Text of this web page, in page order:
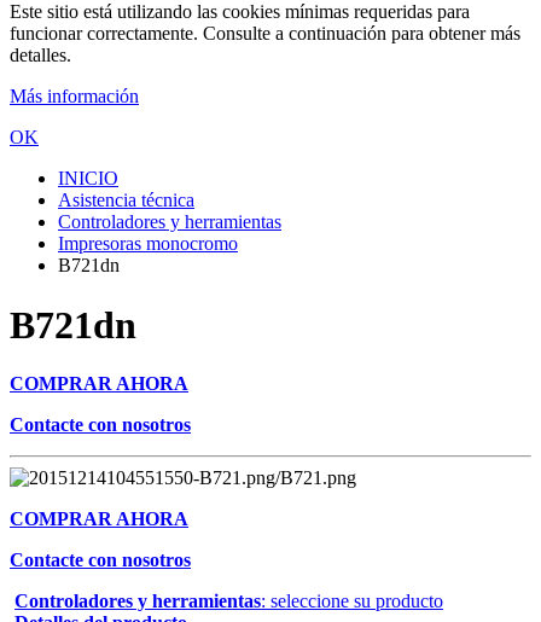
Este sitio está utilizando las cookies mínimas requeridas para
funcionar correctamente. Consulte a continuación para obtener más
detalles.
Más información
OK
INICIO
Asistencia técnica
Controladores y herramientas
Impresoras monocromo
B721dn
B721dn
COMPRAR AHORA
Contacte con nosotros
COMPRAR AHORA
Contacte con nosotros
Controladores y herramientas: seleccione su producto